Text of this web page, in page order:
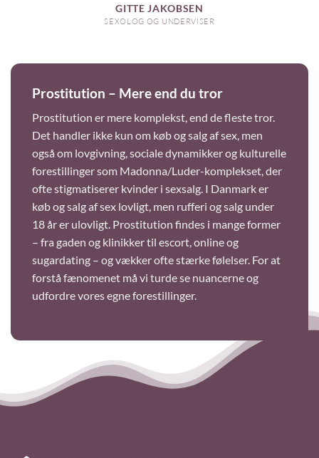
GITTE JAKOBSEN
SEXOLOG OG UNDERVISER
Prostitution – Mere end du tror
Prostitution er mere komplekst, end de fleste tror.
Det handler ikke kun om køb og salg af sex, men
også om lovgivning, sociale dynamikker og kulturelle
forestillinger som Madonna/Luder-komplekset, der
ofte stigmatiserer kvinder i sexsalg. I Danmark er
køb og salg af sex lovligt, men rufferi og salg under
18 år er ulovligt. Prostitution findes i mange former
– fra gaden og klinikker til escort, online og
sugardating – og vækker ofte stærke følelser. For at
forstå fænomenet må vi turde se nuancerne og
udfordre vores egne forestillinger.